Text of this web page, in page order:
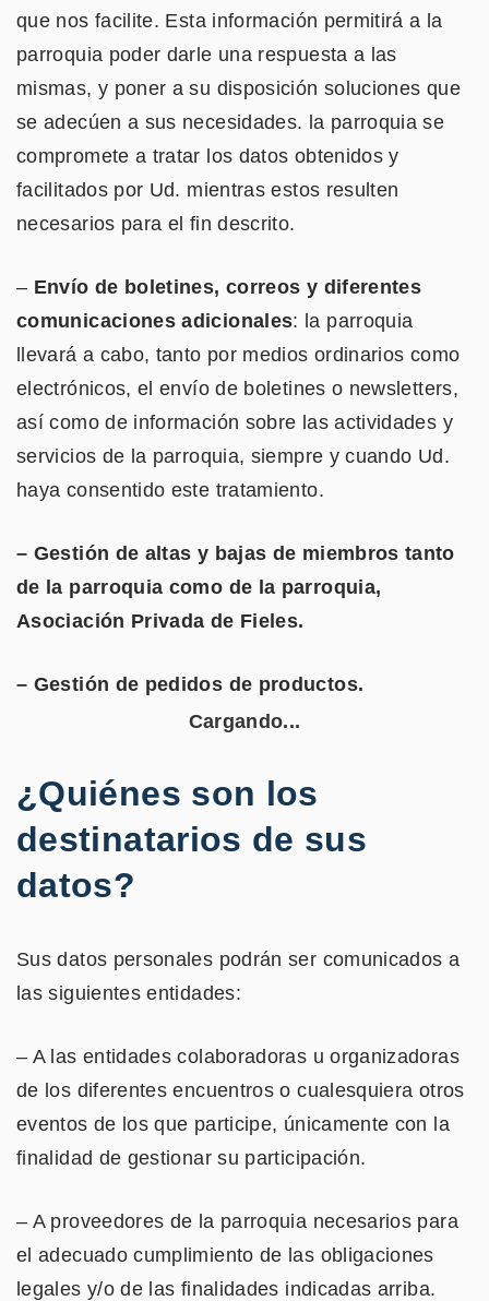
que nos facilite. Esta información permitirá a la
parroquia poder darle una respuesta a las
mismas, y poner a su disposición soluciones que
se adecúen a sus necesidades. la parroquia se
compromete a tratar los datos obtenidos y
facilitados por Ud. mientras estos resulten
necesarios para el fin descrito.
– Envío de boletines, correos y diferentes
comunicaciones adicionales: la parroquia
llevará a cabo, tanto por medios ordinarios como
electrónicos, el envío de boletines o newsletters,
así como de información sobre las actividades y
servicios de la parroquia, siempre y cuando Ud.
haya consentido este tratamiento.
– Gestión de altas y bajas de miembros tanto
de la parroquia como de la parroquia,
Asociación Privada de Fieles.
– Gestión de pedidos de productos.
¿Quiénes son los
destinatarios de sus
datos?
Sus datos personales podrán ser comunicados a
las siguientes entidades:
– A las entidades colaboradoras u organizadoras
de los diferentes encuentros o cualesquiera otros
eventos de los que participe, únicamente con la
finalidad de gestionar su participación.
– A proveedores de la parroquia necesarios para
el adecuado cumplimiento de las obligaciones
legales y/o de las finalidades indicadas arriba.